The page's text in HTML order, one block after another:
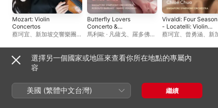
Mozart: Violin
Concertos
蔡珂宜、 新加坡交響樂團、
Butterfly Lovers
Concerto &
Paganini
馬利歐 · 凡薩戈、 羅多佛・
蔡珂宜
Vivaldi: Four
- Locatelli: Violin
Concerto in D Major,
labirinto armonico"
蔡珂宜、 曾勇涵、 新
曲目單
選擇另一個國家或地區來查看你所在地點的專屬內
容
美國 (繁體中文台灣) 繼續